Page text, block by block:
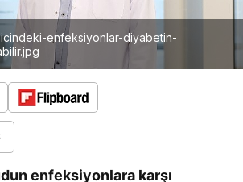
enfeksiyonlar-diyabetin-
enfeksiyonlara karşı